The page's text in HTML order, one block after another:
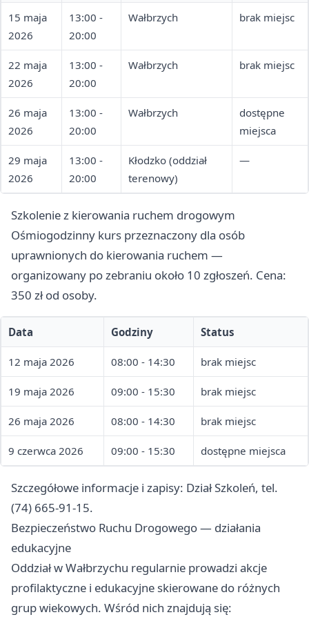
15 maja
2026
13:00 -
20:00
Wałbrzych brak miejsc
22 maja
2026
13:00 -
20:00
Wałbrzych brak miejsc
26 maja
2026
13:00 -
20:00
Wałbrzych
dostępne
miejsca
29 maja
2026
13:00 -
20:00
Kłodzko (oddział
terenowy)
—
Szkolenie z kierowania ruchem drogowym
Ośmiogodzinny kurs przeznaczony dla osób
uprawnionych do kierowania ruchem —
organizowany po zebraniu około 10 zgłoszeń. Cena:
350 zł od osoby.
Data Godziny Status
12 maja 2026 08:00 - 14:30 brak miejsc
19 maja 2026 09:00 - 15:30 brak miejsc
26 maja 2026 08:00 - 14:30 brak miejsc
9 czerwca 2026 09:00 - 15:30 dostępne miejsca
Szczegółowe informacje i zapisy: Dział Szkoleń, tel.
(74) 665-91-15.
Bezpieczeństwo Ruchu Drogowego — działania
edukacyjne
Oddział w Wałbrzychu regularnie prowadzi akcje
profilaktyczne i edukacyjne skierowane do różnych
grup wiekowych. Wśród nich znajdują się: